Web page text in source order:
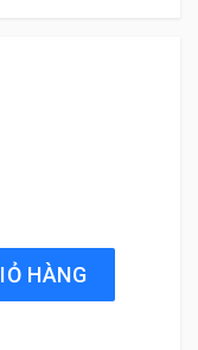
(2002 đến 2009)
HÀNG